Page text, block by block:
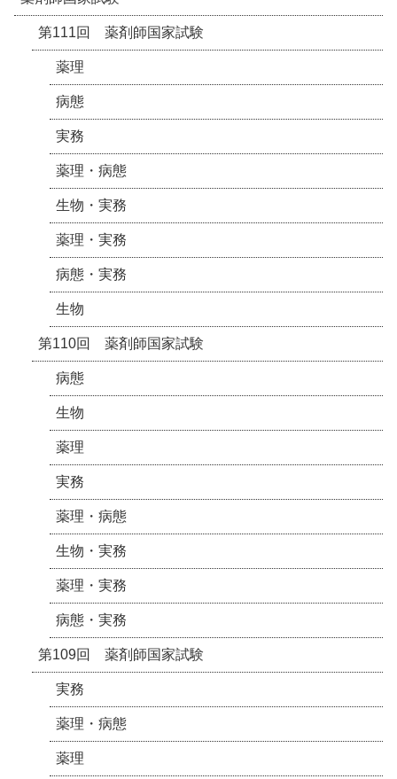
第111回 薬剤師国家試験
薬理
病態
実務
薬理・病態
生物・実務
薬理・実務
病態・実務
生物
第110回 薬剤師国家試験
病態
生物
薬理
実務
薬理・病態
生物・実務
薬理・実務
病態・実務
第109回 薬剤師国家試験
実務
薬理・病態
薬理